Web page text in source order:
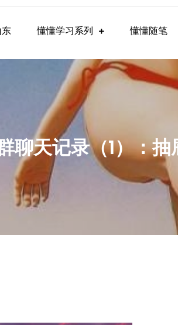
懂懂学习系列 懂懂随笔
天记录（1）：